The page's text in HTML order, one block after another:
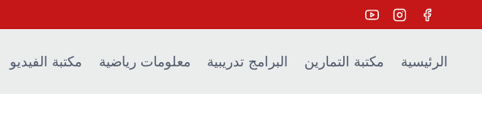
to
contentالرئيسية مكتبة التمارين البرامج تدريبية معلومات رياضية مكتبة الفيديو